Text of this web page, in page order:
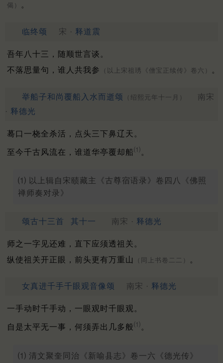
偈） 。
临终颂 宋 · 释道震
吾年八十三，随顺世言谈。
不落思量句，谁人共我参
（以上宋祖琇《僧宝正续传》卷六） 。
举船子和尚覆船入水而逝颂 （绍熙元年十一月）
南宋
· 释德光
蓦口一桡全杀活，点头三下鼻辽天。
至今千古风流在，谁道华亭覆却船⑴ 。
⑴ 以上辑自宋赜藏主《古尊宿语录》卷四八《佛照
禅师奏对录》
颂古十三首 其十一 南宋 · 释德光
师之一字见还难，直下应须透祖关。
纵使祖关开正眼，前头更有万重山
（同上书卷二二） 。
女真进千手千眼观音像颂 南宋 · 释德光
一手动时千手动，一眼观时千眼观。
自是太平无一事，何须弄出几多般⑴。
⑴ 清文聚奎同治《新喻县志》卷一六《德光传》